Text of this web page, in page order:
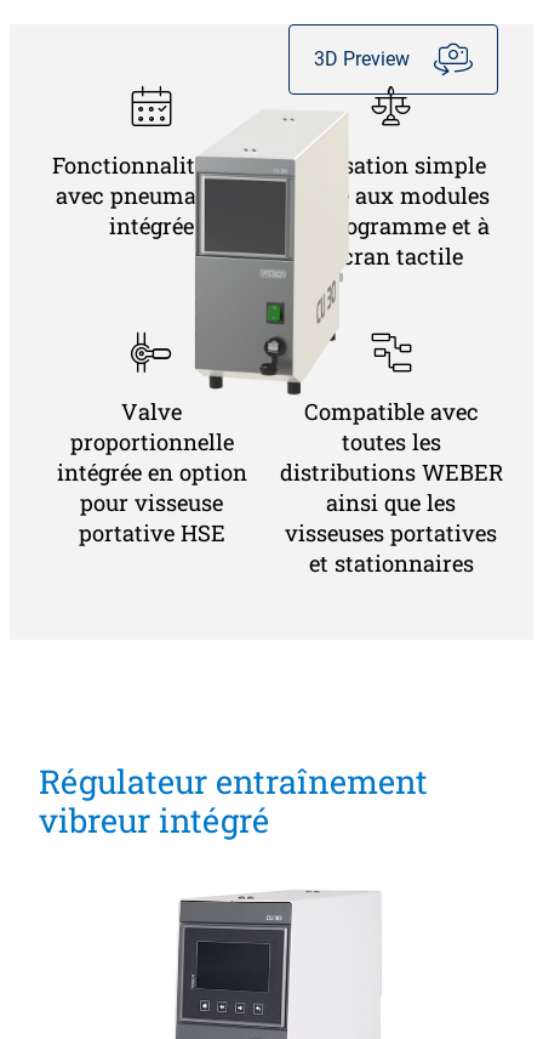
3D Preview
Fonctionnalité API
avec pneumatique
intégrée
Utilisation simple
grâce aux modules
de programme et à
l’écran tactile
Valve
proportionnelle
intégrée en option
pour visseuse
portative HSE
Compatible avec
toutes les
distributions WEBER
ainsi que les
visseuses portatives
et stationnaires
Régulateur entraînement
vibreur intégré